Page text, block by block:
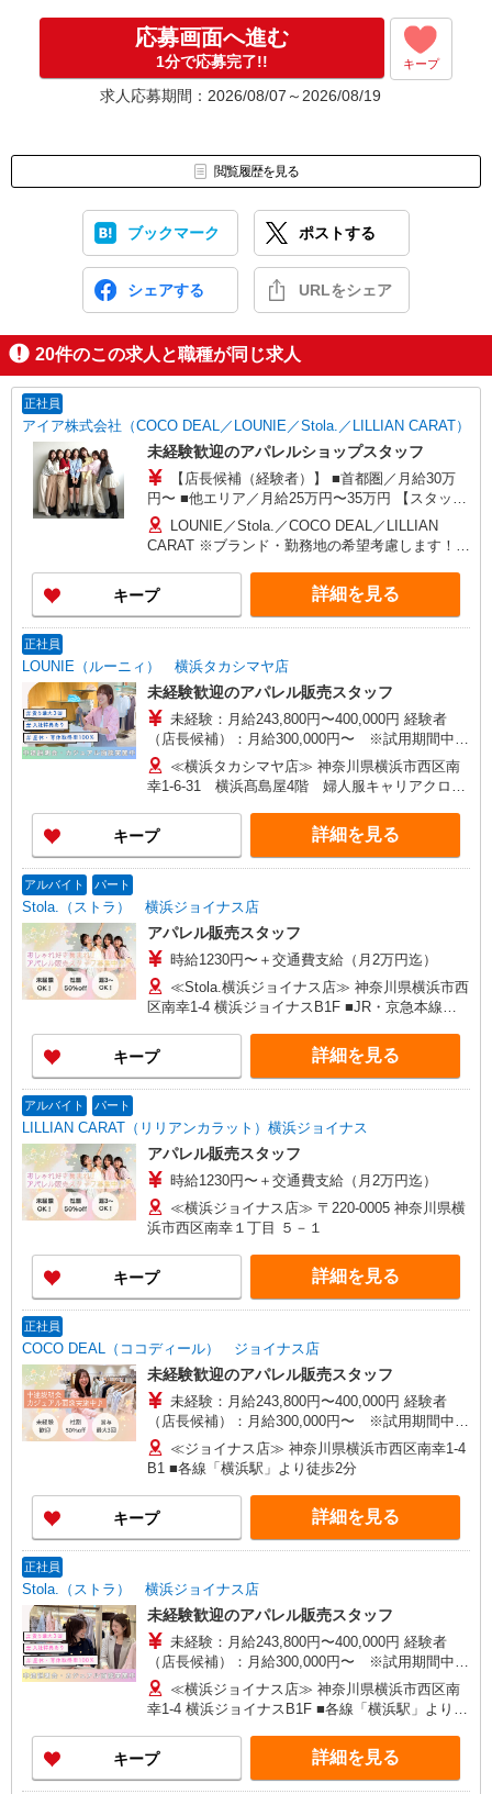
応募画面へ進む
1分で応募完了!! キープ
求人応募期間：2026/08/07～2026/08/19
閲覧履歴を見る
ブックマーク ポストする
シェアする URLをシェア
20件のこの求人と職種が同じ求人
正社員
アイア株式会社（COCO DEAL／LOUNIE／Stola.／LILLIAN CARAT）
未経験歓迎のアパレルショップスタッフ
【店長候補（経験者）】 ■首都圏／月給30万
円〜 ■他エリア／月給25万円〜35万円 【スタッ
フ】 ■首都圏／月給24万3,800円〜40万円 ■大阪／
月給23万3,500円〜35万円 ■京都、兵庫、愛知、岐
阜、福岡／月給22万7,800円〜35万円 ■他エリア／
月給22万2,100円〜35万円 固定残業手当含む（1ヶ
月あたり20時間）※超過時は追加支給 首都圏エリ
ア：30,800円 大阪：29,500円 京都、兵庫、愛知、
考慮 ※試用期間3ヶ月も同条件（首都圏：店長候
補は月給27万円〜）
LOUNIE／Stola.／COCO DEAL／LILLIAN
CARAT ※ブランド・勤務地の希望考慮します！※
道、宮城（仙台）、愛知、岐阜、大阪、兵庫、京
都、和歌山、岡山、広島、愛媛、福岡、長崎、宮
崎、熊本などの各店舗で募集しています。
LUMINE2店／ルミネ池袋店／ルミネ横浜／ルミネ
大宮店／ルミネ有楽町店 ルミネ立川店／ルミネ町
田店／池袋PARCO店／東京スカイツリータウン・
ソラマチ店 イクスピアリ店／イオンレイクタウン
店／ジョイナス店／テラスモール湘南店 タカシマ
ヤ ゲートタワーモール店／イオンモール各務原イ
ンター店／イオン大高SC店 なんばCITY店／天王
宮ガーデンズ店 ルクアイーレ大阪店／岡山一番街
店／ミナモア広島店／博多阪急店／天神ソラリア
プラザ店 ▽他、詳しくは備考をご参照ください。
キープ 詳細を見る
正社員
LOUNIE（ルーニィ） 横浜タカシマヤ店
未経験歓迎のアパレル販売スタッフ
未経験：月給243,800円〜400,000円 経験者
（店長候補）：月給300,000円〜 ※試用期間中は
270,000円〜 ★固定残業手当：30,800円（月給に
含む） ※経験・能力考慮 ※固定残業時間は1ヶ月
あたり20時間、超過時は追加で残業手当支給 ※月
3万円まで交通費支給 ※試用期間（2〜3ヶ月）も
同条件 【手当】固定残業手当／資格手当／店舗職
制手当／住宅手当（実家外かつ賃貸の場合のみ別
当の種類はエリアにより異なります。詳細は面接
時にお尋ねください。 ＼入社３大特典キャンペー
ン実施中！／※詳細は備考欄にて
≪横浜タカシマヤ店≫ 神奈川県横浜市西区南
幸1-6-31 横浜髙島屋4階 婦人服キャリアクロー
キープ 詳細を見る
アルバイト パート
Stola.（ストラ） 横浜ジョイナス店
アパレル販売スタッフ
時給1230円〜＋交通費支給（月2万円迄）
≪Stola.横浜ジョイナス店≫ 神奈川県横浜市西
区南幸1-4 横浜ジョイナスB1F ■JR・京急本線・
駅」西口より徒歩3分
キープ 詳細を見る
アルバイト パート
LILLIAN CARAT（リリアンカラット）横浜ジョイナス
アパレル販売スタッフ
時給1230円〜＋交通費支給（月2万円迄）
≪横浜ジョイナス店≫ 〒220-0005 神奈川県横
浜市西区南幸１丁目 ５－１
キープ 詳細を見る
正社員
COCO DEAL（ココディール） ジョイナス店
未経験歓迎のアパレル販売スタッフ
未経験：月給243,800円〜400,000円 経験者
（店長候補）：月給300,000円〜 ※試用期間中は
270,000円〜 ★固定残業手当：30,800円（月給に
含む） ※経験・能力考慮 ※固定残業時間は1ヶ月
あたり20時間、超過時は追加で残業手当支給 ※月
3万円まで交通費支給 ※試用期間（2〜3ヶ月）も
同条件 【手当】固定残業手当／資格手当／店舗職
制手当／住宅手当（実家外かつ賃貸の場合のみ別
当の種類はエリアにより異なります。詳細は面接
時にお尋ねください。
≪ジョイナス店≫ 神奈川県横浜市西区南幸1-4
B1 ■各線「横浜駅」より徒歩2分
キープ 詳細を見る
正社員
Stola.（ストラ） 横浜ジョイナス店
未経験歓迎のアパレル販売スタッフ
未経験：月給243,800円〜400,000円 経験者
（店長候補）：月給300,000円〜 ※試用期間中は
270,000円〜 ★固定残業手当：30,800円（月給に
含む） ※経験・能力考慮 ※固定残業時間は1ヶ月
あたり20時間、超過時は追加で残業手当支給 ※月
3万円まで交通費支給 ※試用期間（2〜3ヶ月）も
同条件 【手当】固定残業手当／資格手当／店舗職
制手当／住宅手当（実家外かつ賃貸の場合のみ別
≪横浜ジョイナス店≫ 神奈川県横浜市西区南
幸1-4 横浜ジョイナスB1F ■各線「横浜駅」より徒
キープ 詳細を見る